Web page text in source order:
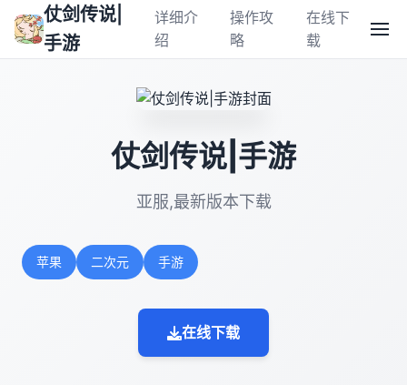
仗剑传说|
手游
详细介
绍
操作攻
略
在线下
载
仗剑传说|手游
亚服,最新版本下载
苹果 二次元 手游
在线下载